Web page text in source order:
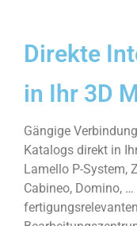
Direkte
in Ihr 3D
Gängige
Katalogs direkt in
Lamello P-System,
Cabineo, Domino,